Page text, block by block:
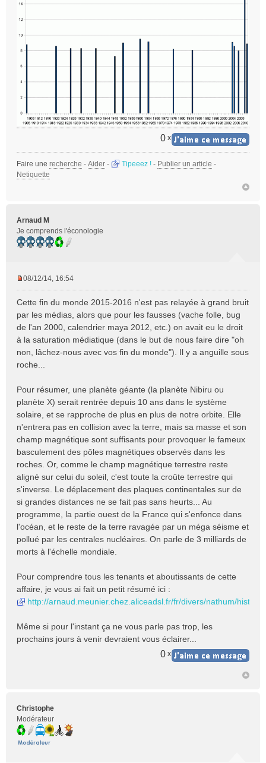
0 x
Faire une recherche - Aider - Tipeeez ! - Publier un article -
Netiquette
Arnaud M
Je comprends l'éconologie
s
s
a
g
e
l
u
08/12/14, 16:54
Cette fin du monde 2015-2016 n'est pas relayée à grand bruit
par les médias, alors que pour les fausses (vache folle, bug
de l'an 2000, calendrier maya 2012, etc.) on avait eu le droit
à la saturation médiatique (dans le but de nous faire dire "oh
non, lâchez-nous avec vos fin du monde"). Il y a anguille sous
roche...
Pour résumer, une planète géante (la planète Nibiru ou
planète X) serait rentrée depuis 10 ans dans le système
solaire, et se rapproche de plus en plus de notre orbite. Elle
n'entrera pas en collision avec la terre, mais sa masse et son
champ magnétique sont suffisants pour provoquer le fameux
basculement des pôles magnétiques observés dans les
roches. Or, comme le champ magnétique terrestre reste
aligné sur celui du soleil, c'est toute la croûte terrestre qui
s'inverse. Le déplacement des plaques continentales sur de
si grandes distances ne se fait pas sans heurts... Au
programme, la partie ouest de la France qui s'enfonce dans
l'océan, et le reste de la terre ravagée par un méga séisme et
pollué par les centrales nucléaires. On parle de 3 milliards de
morts à l'échelle mondiale.
Pour comprendre tous les tenants et aboutissants de cette
affaire, je vous ai fait un petit résumé ici :
http://arnaud.meunier.chez.aliceadsl.fr/fr/divers/nathum/
Même si pour l'instant ça ne vous parle pas trop, les
prochains jours à venir devraient vous éclairer...
0 x
Christophe
Modérateur